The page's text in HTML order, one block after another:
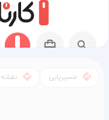
مسیریابی نقشه